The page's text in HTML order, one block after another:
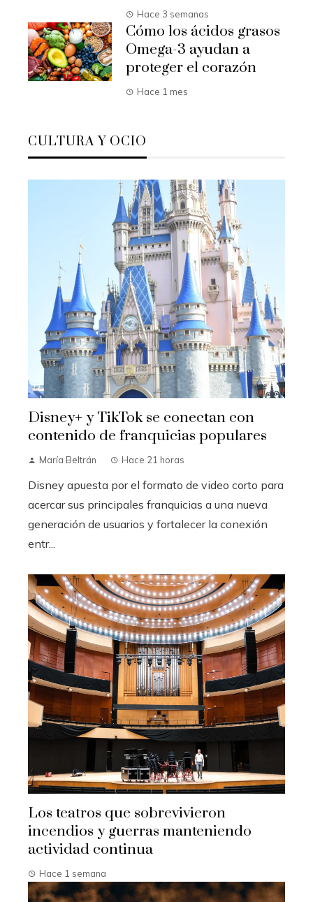
Hace 3 semanas
Cómo los ácidos grasos
Omega-3 ayudan a
proteger el corazón
Hace 1 mes
CULTURA Y OCIO
Disney+ y TikTok se conectan con
contenido de franquicias populares
María Beltrán Hace 21 horas
Disney apuesta por el formato de video corto para
acercar sus principales franquicias a una nueva
generación de usuarios y fortalecer la conexión
entr...
Los teatros que sobrevivieron
incendios y guerras manteniendo
actividad continua
Hace 1 semana